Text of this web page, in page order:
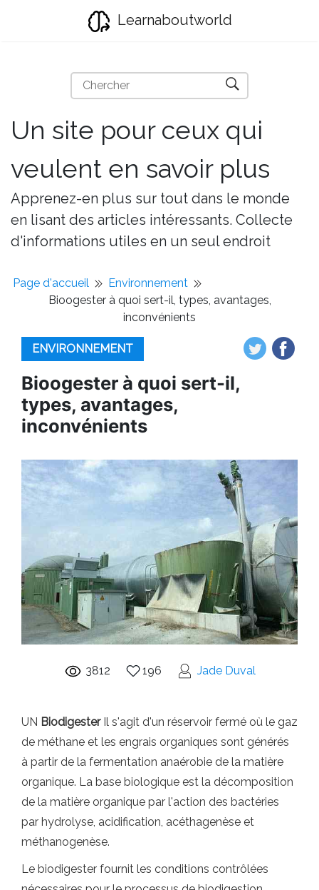
Learnaboutworld
Un site pour ceux qui
veulent en savoir plus
Apprenez-en plus sur tout dans le monde
en lisant des articles intéressants. Collecte
d'informations utiles en un seul endroit
Page d'accueil
Environnement
Bioogester à quoi sert-il, types, avantages,
inconvénients
ENVIRONNEMENT
Bioogester à quoi sert-il,
types, avantages,
inconvénients
3812 196 Jade Duval
UN Biodigester Il s'agit d'un réservoir fermé où le gaz
de méthane et les engrais organiques sont générés
à partir de la fermentation anaérobie de la matière
organique. La base biologique est la décomposition
de la matière organique par l'action des bactéries
par hydrolyse, acidification, acéthagenèse et
méthanogenèse.
Le biodigester fournit les conditions contrôlées